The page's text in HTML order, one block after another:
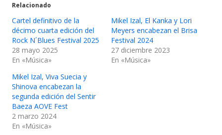
Relacionado
Cartel definitivo de la
décimo cuarta edición del
Rock N´Blues Festival 2025
28 mayo 2025
En «Música»
Mikel Izal, El Kanka y Lori
Meyers encabezan el Brisa
Festival 2024
27 diciembre 2023
En «Música»
Mikel Izal, Viva Suecia y
Shinova encabezan la
segunda edición del Sentir
Baeza AOVE Fest
2 marzo 2024
En «Música»